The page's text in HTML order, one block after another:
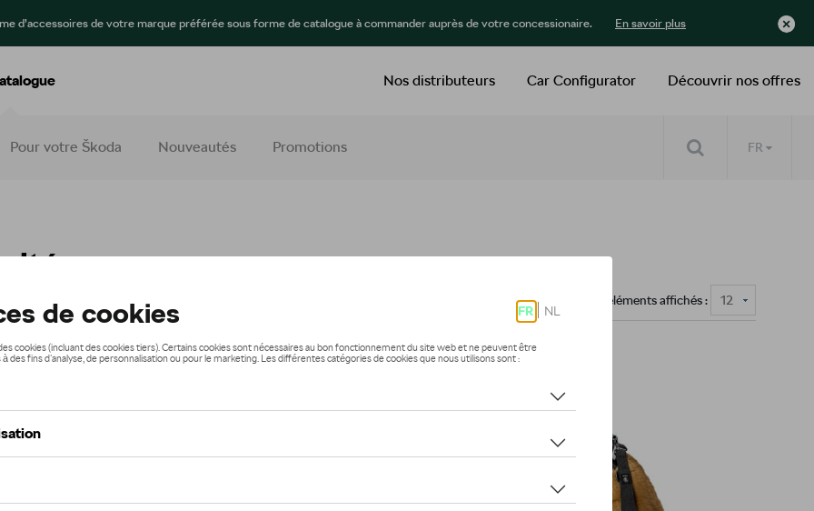
d’accessoires de votre marque préférée sous forme de catalogue à commander auprès de votre concessionaire. En savoir plus
Pour votre Škoda Nouveautés Promotions
Découvrir nos offres
Car Configurator
Nos distributeurs
FR
Nombre d'éléments affichés :